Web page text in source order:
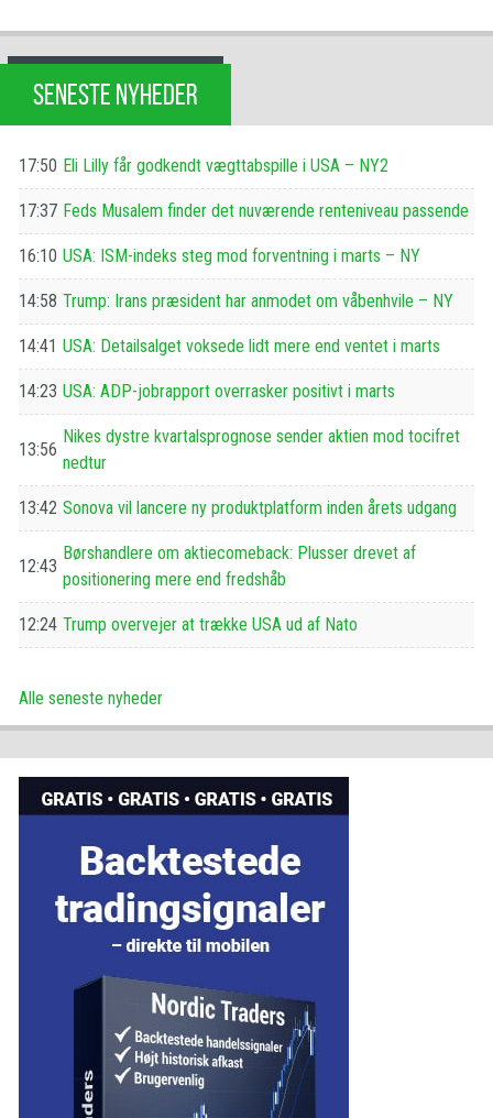
SENESTE NYHEDER
17:50 Eli Lilly får godkendt vægttabspille i USA – NY2
17:37 Feds Musalem finder det nuværende renteniveau passende
16:10 USA: ISM-indeks steg mod forventning i marts – NY
14:58 Trump: Irans præsident har anmodet om våbenhvile – NY
14:41 USA: Detailsalget voksede lidt mere end ventet i marts
14:23 USA: ADP-jobrapport overrasker positivt i marts
13:56
Nikes dystre kvartalsprognose sender aktien mod tocifret
nedtur
13:42 Sonova vil lancere ny produktplatform inden årets udgang
12:43
Børshandlere om aktiecomeback: Plusser drevet af
positionering mere end fredshåb
12:24 Trump overvejer at trække USA ud af Nato
Alle seneste nyheder